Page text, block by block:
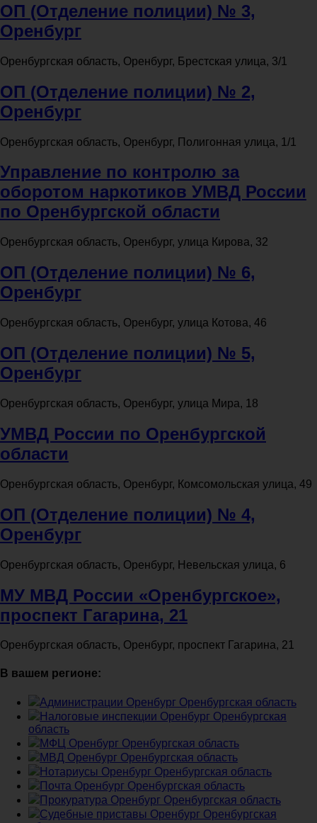
ОП (Отделение полиции) № 3,
Оренбург
Оренбургская область, Оренбург, Брестская улица, 3/1
ОП (Отделение полиции) № 2,
Оренбург
Оренбургская область, Оренбург, Полигонная улица, 1/1
Управление по контролю за
оборотом наркотиков УМВД России
по Оренбургской области
Оренбургская область, Оренбург, улица Кирова, 32
ОП (Отделение полиции) № 6,
Оренбург
Оренбургская область, Оренбург, улица Котова, 46
ОП (Отделение полиции) № 5,
Оренбург
Оренбургская область, Оренбург, улица Мира, 18
УМВД России по Оренбургской
области
Оренбургская область, Оренбург, Комсомольская улица, 49
ОП (Отделение полиции) № 4,
Оренбург
Оренбургская область, Оренбург, Невельская улица, 6
МУ МВД России «Оренбургское»,
проспект Гагарина, 21
Оренбургская область, Оренбург, проспект Гагарина, 21
В вашем регионе:
Администрации Оренбург Оренбургская область
Налоговые инспекции Оренбург Оренбургская
область
МФЦ Оренбург Оренбургская область
МВД Оренбург Оренбургская область
Нотариусы Оренбург Оренбургская область
Почта Оренбург Оренбургская область
Прокуратура Оренбург Оренбургская область
Судебные приставы Оренбург Оренбургская